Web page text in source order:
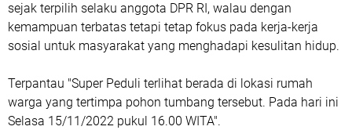
sejak terpilih selaku anggota DPR RI, walau dengan
kemampuan terbatas tetapi tetap fokus pada kerja-kerja
sosial untuk masyarakat yang menghadapi kesulitan hidup.
Terpantau "Super Peduli terlihat berada di lokasi rumah
warga yang tertimpa pohon tumbang tersebut. Pada hari ini
Selasa 15/11/2022 pukul 16.00 WITA".